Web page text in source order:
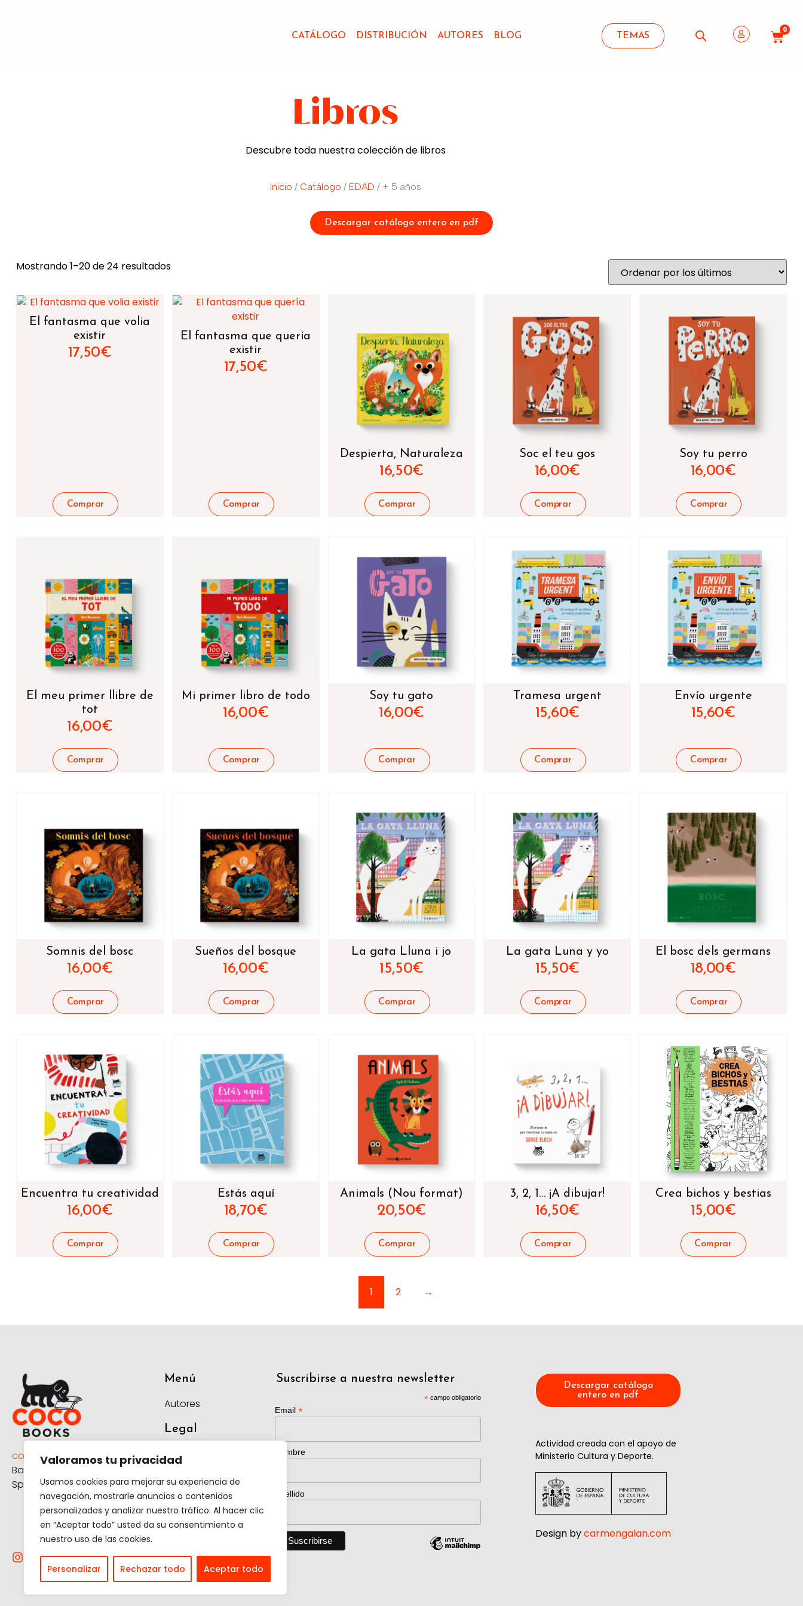
Valoramos tu privacidad
Usamos cookies para mejorar su experiencia de
navegación, mostrarle anuncios o contenidos
personalizados y analizar nuestro tráfico. Al hacer clic
en “Aceptar todo” usted da su consentimiento a
nuestro uso de las cookies.
Personalizar Rechazar todo Aceptar todo
CATÁLOGO DISTRIBUCIÓN AUTORES BLOG TEMAS
0
Libros
Descubre toda nuestra colección de libros
Inicio / Catálogo / EDAD / + 5 años
Descargar catálogo entero en pdf
Mostrando 1–20 de 24 resultados
El fantasma que volia
existir
17,50€
El fantasma que quería
existir
17,50€
Despierta, Naturaleza
16,50€
Soc el teu gos
16,00€
Soy tu perro
16,00€
El meu primer llibre de
tot
16,00€
Mi primer libro de todo
16,00€
Soy tu gato
16,00€
Tramesa urgent
15,60€
Envío urgente
15,60€
Somnis del bosc
16,00€
Sueños del bosque
16,00€
La gata Lluna i jo
15,50€
La gata Luna y yo
15,50€
El bosc dels germans
18,00€
Encuentra tu creatividad
16,00€
Estás aquí
18,70€
Animals (Nou format)
20,50€
3, 2, 1… ¡A dibujar!
16,50€
Crea bichos y bestias
15,00€
1 2 →
coco@cocobooks.com
Barcelona, Catalunya,
Spain
Menú
Autores
Legal
Aviso Legal
privacidad
Política de
cookies
envío
Suscribirse a nuestra newsletter
* campo obligatorio
Email *
Nombre
Apellido
Descargar catálogo
entero en pdf
Actividad creada con el apoyo de
Ministerio Cultura y Deporte.
Design bycarmengalan.com